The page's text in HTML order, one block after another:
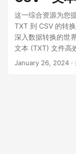
这一综合资源为您
TXT 到 CSV 的转
深入数据转换的世
文本 (TXT) 文件高
January 26, 2024